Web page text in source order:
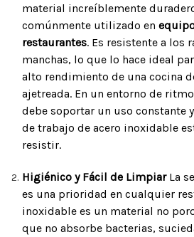
material increíblemente
comúnmente utilizado en
restaurantes. Es resistente a los
manchas, lo que lo hace ideal
alto rendimiento de una cocina
ajetreada. En un entorno de
debe soportar un uso constante
de trabajo de acero inoxidable
resistir.
Higiénico y Fácil de LimpiarLa
es una prioridad en cualquier
inoxidable es un material no
que no absorbe bacterias,